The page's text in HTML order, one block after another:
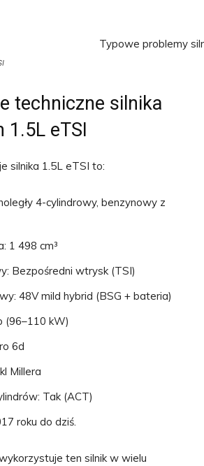
techniczne silnika
1.5L eTSI
silnika 1.5L eTSI to:
4-cylindrowy, benzynowy z
1 498 cm³
Bezpośredni wtrysk (TSI)
48V mild hybrid (BSG + bateria)
(96–110 kW)
6d
Millera
Tak (ACT)
roku do dziś.
ten silnik w wielu